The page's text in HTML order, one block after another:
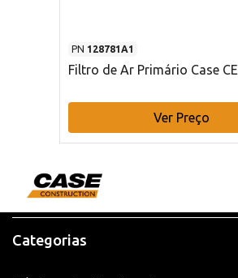
PN 128781A1
Filtro de Ar Primário Case CE
Ver Preço
Categorias